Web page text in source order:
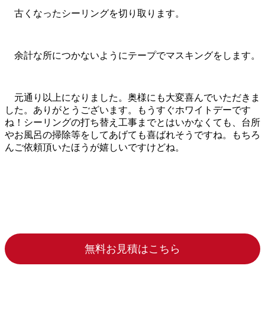
古くなったシーリングを切り取ります。
余計な所につかないようにテープでマスキングをします。
元通り以上になりました。奥様にも大変喜んでいただきま
した。ありがとうございます。もうすぐホワイトデーです
ね！シーリングの打ち替え工事までとはいかなくても、台所
やお風呂の掃除等をしてあげても喜ばれそうですね。もちろ
んご依頼頂いたほうが嬉しいですけどね。
無料お見積はこちら